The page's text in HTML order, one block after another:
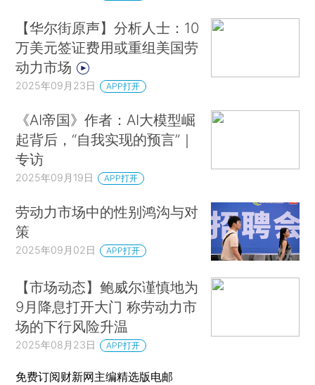
【华尔街原声】分析人士：10
万美元签证费用或重组美国劳
动力市场
2025年09月23日 APP打开
《AI帝国》作者：AI大模型崛
起背后，“自我实现的预言”｜
专访
2025年09月19日 APP打开
劳动力市场中的性别鸿沟与对
策
2025年09月02日 APP打开
【市场动态】鲍威尔谨慎地为
9月降息打开大门 称劳动力市
场的下行风险升温
2025年08月23日 APP打开
免费订阅财新网主编精选版电邮